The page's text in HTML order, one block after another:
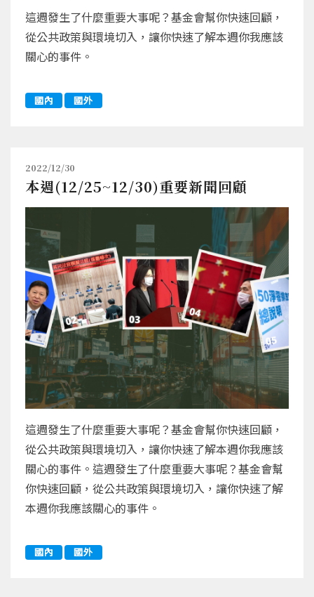
這週發生了什麼重要大事呢？基金會幫你快速回顧，
從公共政策與環境切入，讓你快速了解本週你我應該
關心的事件。
國內 國外
2022/12/30
本週(12/25~12/30)重要新聞回顧
這週發生了什麼重要大事呢？基金會幫你快速回顧，
從公共政策與環境切入，讓你快速了解本週你我應該
關心的事件。這週發生了什麼重要大事呢？基金會幫
你快速回顧，從公共政策與環境切入，讓你快速了解
本週你我應該關心的事件。
國內 國外